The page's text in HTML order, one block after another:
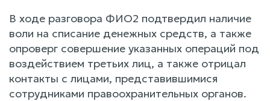
В ходе разговора ФИО2 подтвердил наличие
воли на списание денежных средств, а также
опроверг совершение указанных операций под
воздействием третьих лиц, а также отрицал
контакты с лицами, представившимися
сотрудниками правоохранительных органов.